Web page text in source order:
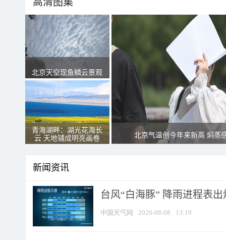
北京天空现鱼鳞云景观
青海湖畔：湖光花海长
云 天地铺成明亮画卷
北京气温创今年来新高 焖蒸
新闻资讯
台风“白海豚” 降雨进程表
中国天气网 2026-08-08 13:19